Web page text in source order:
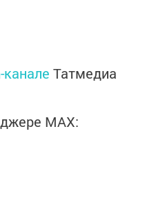
канале Татмедиа
MАХ: